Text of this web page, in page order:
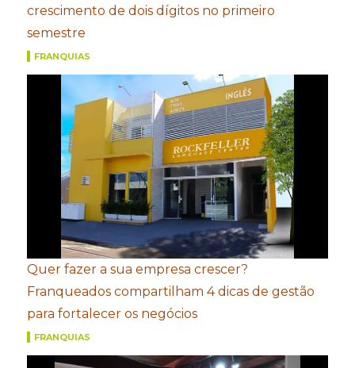
crescimento de dois dígitos no primeiro
semestre
FRANQUIAS
Quer fazer a sua empresa crescer?
Franqueados compartilham 4 dicas de gestão
para fortalecer os negócios
FRANQUIAS